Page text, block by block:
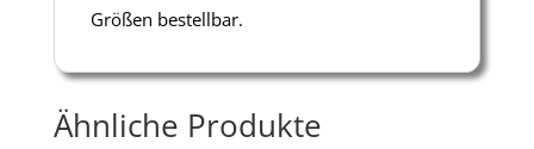
Größen bestellbar.
Ähnliche Produkte